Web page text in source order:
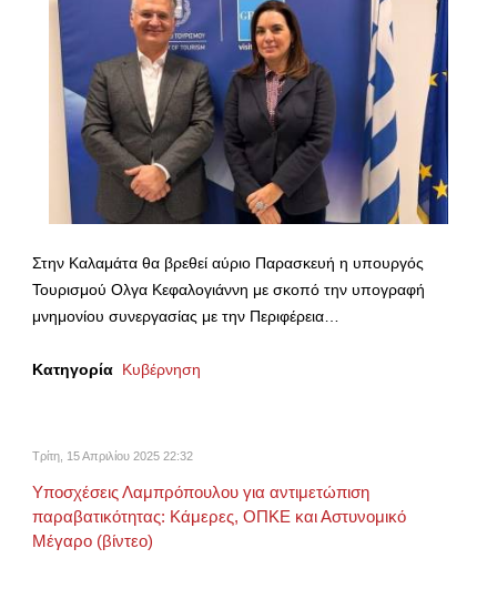
Στην Καλαμάτα θα βρεθεί αύριο Παρασκευή η υπουργός
Τουρισμού Ολγα Κεφαλογιάννη με σκοπό την υπογραφή
μνημονίου συνεργασίας με την Περιφέρεια…
Κατηγορία Κυβέρνηση
Τρίτη, 15 Απριλίου 2025 22:32
Υποσχέσεις Λαμπρόπουλου για αντιμετώπιση
παραβατικότητας: Κάμερες, ΟΠΚΕ και Αστυνομικό
Μέγαρο (βίντεο)